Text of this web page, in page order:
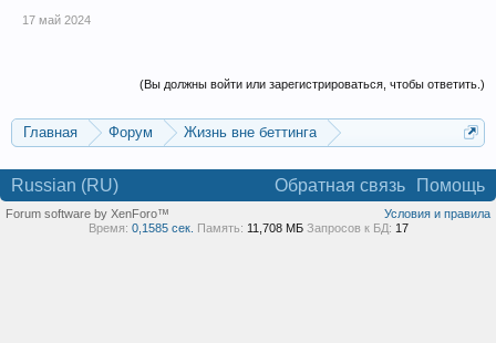
17 май 2024
(Вы должны войти или зарегистрироваться, чтобы ответить.)
Главная Форум
Жизнь вне беттинга
Russian (RU) Обратная связь Помощь
Условия и правила
Forum software by XenForo™
Время: 0,1585 сек. Память: 11,708 МБ Запросов к БД: 17